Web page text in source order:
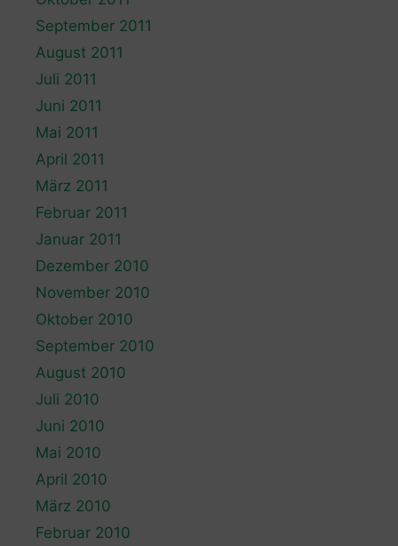
September 2011
August 2011
Juli 2011
Juni 2011
Mai 2011
April 2011
März 2011
Februar 2011
Januar 2011
Dezember 2010
November 2010
Oktober 2010
September 2010
August 2010
Juli 2010
Juni 2010
Mai 2010
April 2010
März 2010
Februar 2010